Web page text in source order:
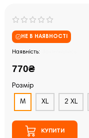
НЕ В НАЯВНОСТІ
770₴
Розмір
M XL 2 XL
КУПИТИ